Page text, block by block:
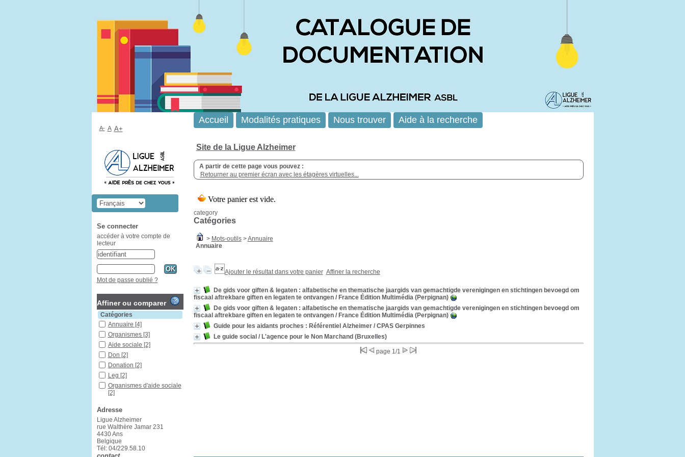
Site de la Ligue Alzheimer
A partir de cette page vous pouvez :
Retourner au premier écran avec les étagères virtuelles...
category
Catégories
> Mots-outils>Annuaire
Annuaire
Ajouter le résultat dans votre panier Affiner la recherche
De gids voor giften & legaten : alfabetische en thematische jaargids van gemachtigde verenigingen en stichtingen bevoegd om
fiscaal aftrekbare giften en legaten te ontvangen/ France Édition Multimédia (Perpignan)
De gids voor giften & legaten : alfabetische en thematische jaargids van gemachtigde verenigingen en stichtingen bevoegd om
fiscaal aftrekbare giften en legaten te ontvangen/ France Édition Multimédia (Perpignan)
Guide pour les aidants proches : Référentiel Alzheimer/ CPAS Gerpinnes
Le guide social / L'agence pour le Non Marchand (Bruxelles)
page 1/1
Accueil Modalités pratiques Nous trouver Aide à la recherche
A- A A+
Se connecter
accéder à votre compte de
lecteur
Mot de passe oublié ?
Affiner ou comparer
Catégories
Annuaire [4]
Organismes [3]
Aide sociale [2]
Don [2]
Donation [2]
Leg [2]
Organismes d'aide sociale
[2]
Activités de loisirs
Aidant familial
Aidants
Aides financières et
avantages fiscaux
Adresse
Ligue Alzheimer
rue Walthère Jamar 231
4430 Ans
Belgique
Tél: 04/229.58.10